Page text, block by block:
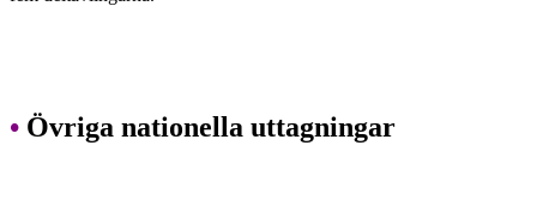
• Övriga nationella uttagningar